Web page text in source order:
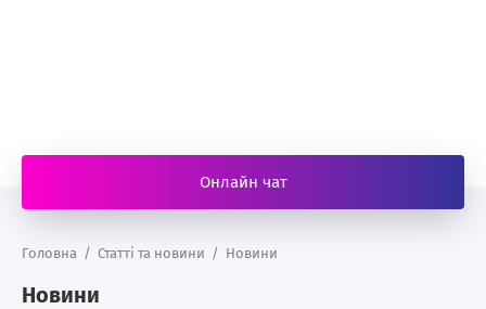
Онлайн чат
Головна / Статті та новини / Новини
Новини